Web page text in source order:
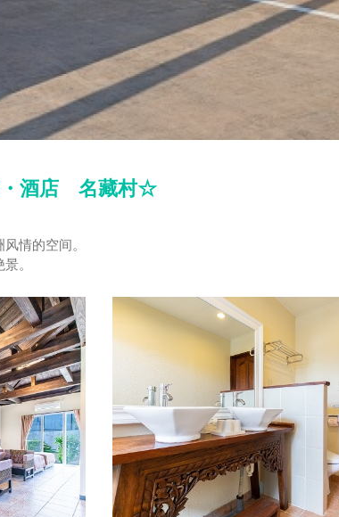
・酒店 名藏村☆
情的空间。
。